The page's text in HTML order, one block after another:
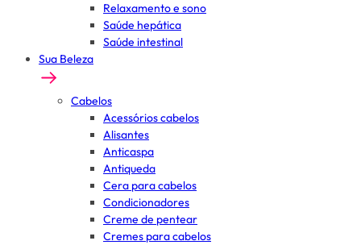
Relaxamento e sono
Saúde hepática
Saúde intestinal
Sua Beleza
Cabelos
Acessórios cabelos
Alisantes
Anticaspa
Antiqueda
Cera para cabelos
Condicionadores
Creme de pentear
Cremes para cabelos